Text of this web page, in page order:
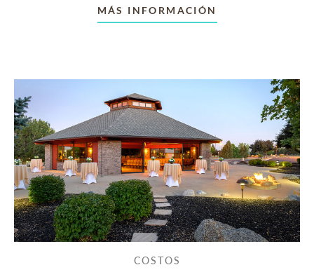
MÁS INFORMACIÓN
COSTOS